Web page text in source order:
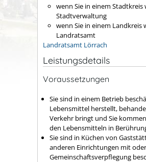
wenn Sie in einem Stadtkreis
Stadtverwaltung
wenn Sie in einem Landkreis
Landratsamt
Landratsamt Lörrach
Leistungsdetails
Voraussetzungen
Sie sind in einem Betrieb
Lebensmittel herstellt,
Verkehr bringt und Sie
den Lebensmitteln in
Sie sind in Küchen von
anderen Einrichtungen mit
Gemeinschaftsverpflegung